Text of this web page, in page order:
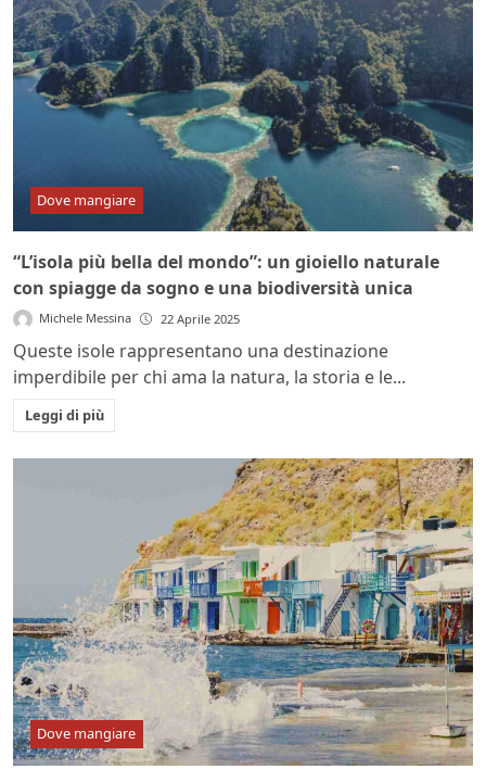
Dove mangiare
“L’isola più bella del mondo”: un gioiello naturale
con spiagge da sogno e una biodiversità unica
Michele Messina 22 Aprile 2025
Queste isole rappresentano una destinazione
imperdibile per chi ama la natura, la storia e le...
Leggi di più
Dove mangiare